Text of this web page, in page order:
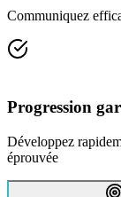
Communiquez
Progression
Développez
éprouvée